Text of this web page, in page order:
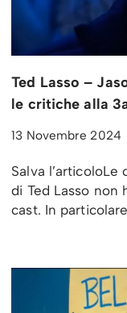
Ted Lasso –
le critiche alla
13 Novembre 2024
Salva
di Ted Lasso
cast. In